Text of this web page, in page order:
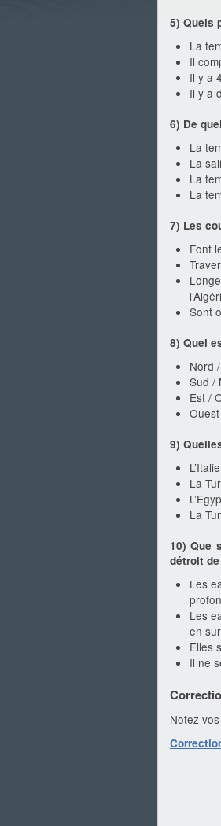
5) Quels
La
Il
Il y a
Il y a
6) De
La
La
La
La
7) Les
Font
Sont
8) Quel
Nord
Sud /
Est /
9)
La
La
10) Que
détroit
Les
Les
en
Elles
Il ne
Notez